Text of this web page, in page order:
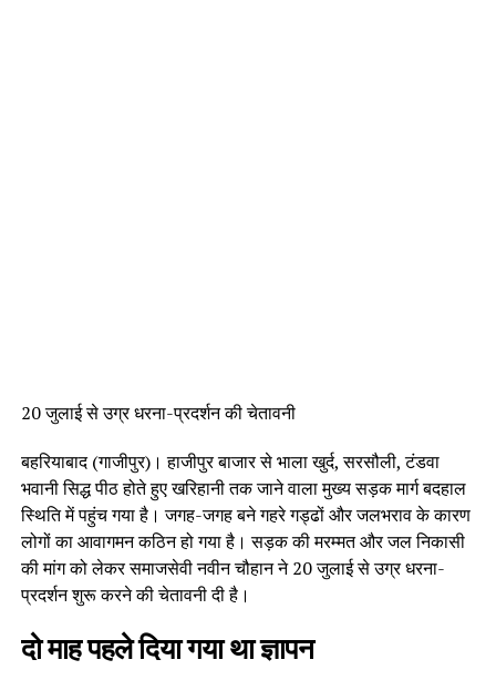
20 जुलाई से उग्र धरना-प्रदर्शन की चेतावनी
बहरियाबाद (गाजीपुर)। हाजीपुर बाजार से भाला खुर्द, सरसौली, टंडवा
भवानी सिद्ध पीठ होते हुए खरिहानी तक जाने वाला मुख्य सड़क मार्ग बदहाल
स्थिति में पहुंच गया है। जगह-जगह बने गहरे गड्ढों और जलभराव के कारण
लोगों का आवागमन कठिन हो गया है। सड़क की मरम्मत और जल निकासी
की मांग को लेकर समाजसेवी नवीन चौहान ने 20 जुलाई से उग्र धरना-
प्रदर्शन शुरू करने की चेतावनी दी है।
दो माह पहले दिया गया था ज्ञापन